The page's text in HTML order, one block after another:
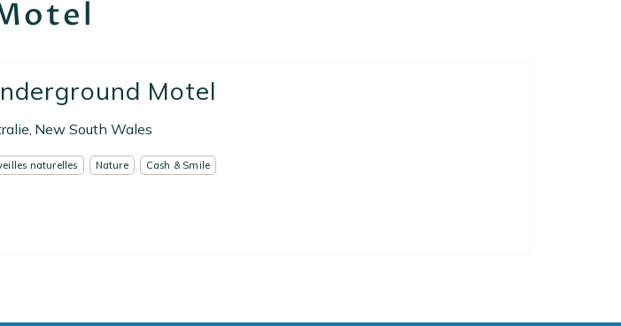
Motel
New South Wales
naturelles Nature
Cash & Smile